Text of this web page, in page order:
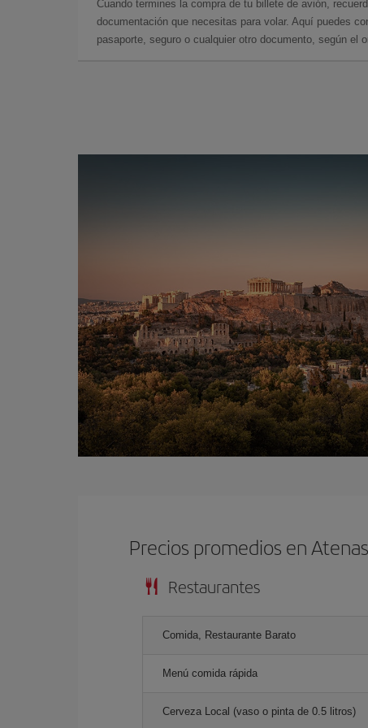
Cuando termines la compra de tu billete de avión,
documentación que necesitas para volar. Aquí puedes
pasaporte, seguro o cualquier otro documento, según el
Precios promedios en Atenas
Restaurantes
Comida, Restaurante Barato
Menú comida rápida
Cerveza Local (vaso o pinta de 0.5 litros)